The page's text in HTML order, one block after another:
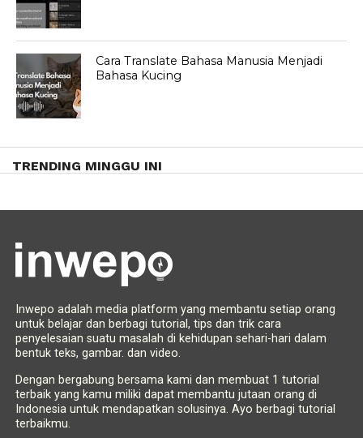
Cara Translate Bahasa Manusia Menjadi
Bahasa Kucing
TRENDING MINGGU INI
Inwepo adalah media platform yang membantu setiap orang
untuk belajar dan berbagi tutorial, tips dan trik cara
penyelesaian suatu masalah di kehidupan sehari-hari dalam
bentuk teks, gambar. dan video.
Dengan bergabung bersama kami dan membuat 1 tutorial
terbaik yang kamu miliki dapat membantu jutaan orang di
Indonesia untuk mendapatkan solusinya. Ayo berbagi tutorial
terbaikmu.